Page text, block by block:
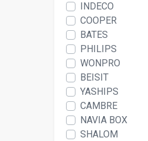
INDECO
COOPER
BATES
PHILIPS
WONPRO
BEISIT
YASHIPS
CAMBRE
NAVIA BOX
SHALOM